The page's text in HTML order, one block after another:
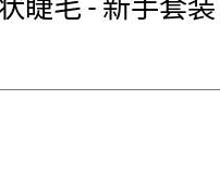
睫毛 - 新手套装